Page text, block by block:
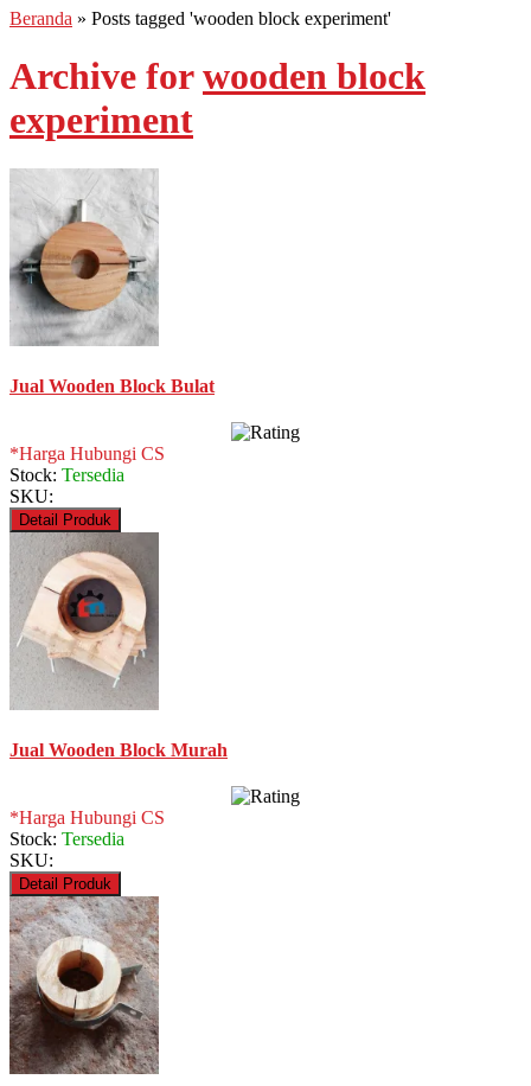
Beranda » Posts tagged 'wooden block experiment'
Archive forwooden block
experiment
Jual Wooden Block Bulat
*Harga Hubungi CS
Stock: Tersedia
SKU:
Detail Produk
Jual Wooden Block Murah
*Harga Hubungi CS
Stock: Tersedia
SKU:
Detail Produk